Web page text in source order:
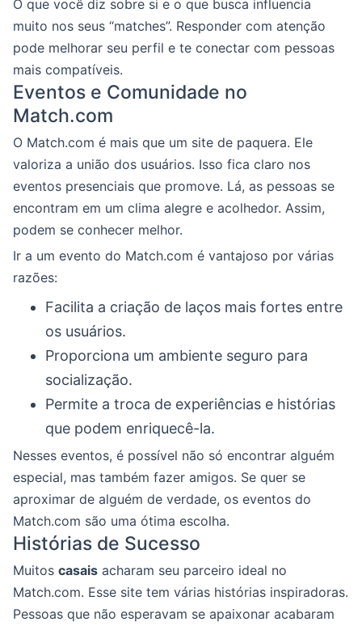
O que você diz sobre si e o que busca influencia
muito nos seus “matches”. Responder com atenção
pode melhorar seu perfil e te conectar com pessoas
mais compatíveis.
Eventos e Comunidade no
Match.com
O Match.com é mais que um site de paquera. Ele
valoriza a união dos usuários. Isso fica claro nos
eventos presenciais que promove. Lá, as pessoas se
encontram em um clima alegre e acolhedor. Assim,
podem se conhecer melhor.
Ir a um evento do Match.com é vantajoso por várias
razões:
Facilita a criação de laços mais fortes entre
os usuários.
Proporciona um ambiente seguro para
socialização.
Permite a troca de experiências e histórias
que podem enriquecê-la.
Nesses eventos, é possível não só encontrar alguém
especial, mas também fazer amigos. Se quer se
aproximar de alguém de verdade, os eventos do
Match.com são uma ótima escolha.
Histórias de Sucesso
Muitos casais acharam seu parceiro ideal no
Match.com. Esse site tem várias histórias inspiradoras.
Pessoas que não esperavam se apaixonar acabaram